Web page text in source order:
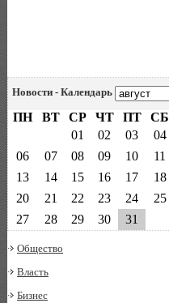
Новости - Календарь
ПН ВТ СР ЧТ ПТ СБ
01
02 03 04
06
07 08 09 10 11
13
14 15 16 17 18
20
21 22 23 24 25
27
28 29 30 31
Общество
Власть
Бизнес